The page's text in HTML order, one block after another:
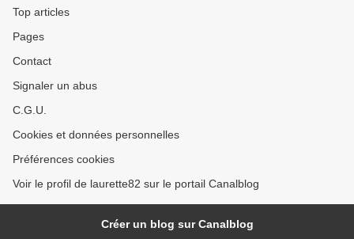
Top articles
Pages
Contact
Signaler un abus
C.G.U.
Cookies et données personnelles
Préférences cookies
Voir le profil de laurette82 sur le portail Canalblog
Créer un blog sur Canalblog